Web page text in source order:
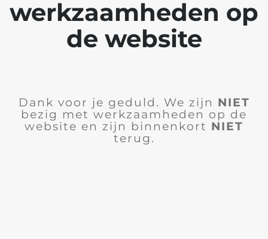
werkzaamheden op
de website
Dank voor je geduld. We zijn NIET
bezig met werkzaamheden op de
website en zijn binnenkort NIET
terug.